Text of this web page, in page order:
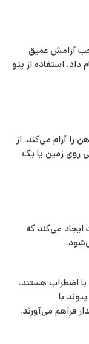
آرامش عمیق
استفاده از پتو
را آرام می‌کند. از
روی زمین یا یک
می‌کند که
با اضطراب هستند.
با
فراهم می‌آورند.